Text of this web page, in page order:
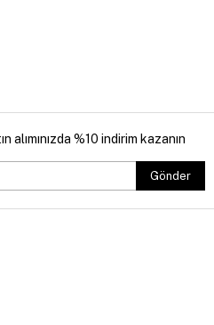
alımınızda %10 indirim kazanın
Gönder